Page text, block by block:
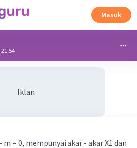
Masuk
Iklan
m = 0, mempunyai akar - akar X1 dan